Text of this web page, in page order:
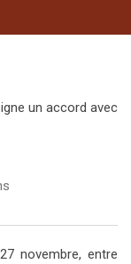
novembre, entre